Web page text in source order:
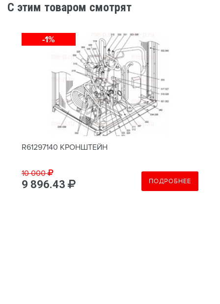
C этим товаром смотрят
-1%
R61297140 КРОНШТЕЙН
10 000
9 896.43 ПОДРОБНЕЕ